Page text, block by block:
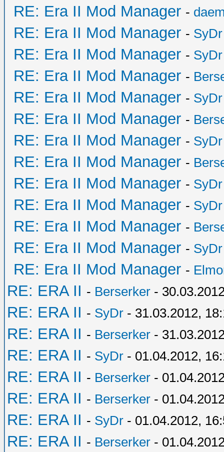
RE: Era II Mod Manager -
RE: Era II Mod Manager - SyDr
RE: Era II Mod Manager - SyDr
RE: Era II Mod Manager -
RE: Era II Mod Manager - SyDr
RE: Era II Mod Manager -
RE: Era II Mod Manager - SyDr
RE: Era II Mod Manager -
RE: Era II Mod Manager - SyDr
RE: Era II Mod Manager - SyDr
RE: Era II Mod Manager -
RE: Era II Mod Manager - SyDr
RE: Era II Mod Manager -
RE: ERA II - Berserker -
RE: ERA II - SyDr - 31.03.2012,
RE: ERA II - Berserker -
RE: ERA II - SyDr - 01.04.2012,
RE: ERA II - Berserker -
RE: ERA II - Berserker -
RE: ERA II - SyDr - 01.04.2012,
RE: ERA II - Berserker -